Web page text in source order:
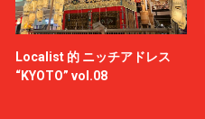
Localist 的 ニッチアドレス
“KYOTO” vol.08